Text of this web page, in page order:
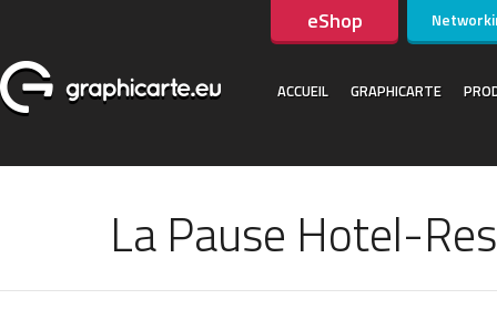
eShop
ACCUEIL GRAPHICARTE
La Pause Hotel-